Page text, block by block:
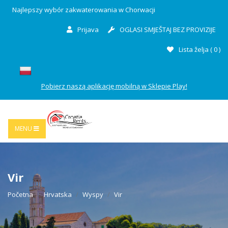
Najlepszy wybór zakwaterowania w Chorwacji
Prijava OGLASI SMJEŠTAJ BEZ PROVIZIJE
Lista želja (0)
Pobierz naszą aplikację mobilną w Sklepie Play!
MENU
Vir
Početna Hrvatska Wyspy Vir